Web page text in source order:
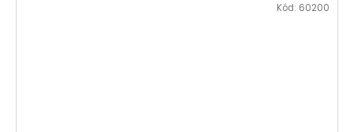
Kód: 60200